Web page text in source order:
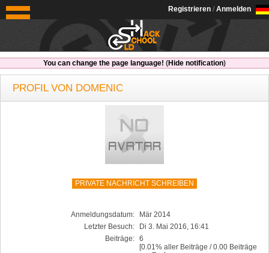
OldSchoolHack
Registrieren / Anmelden
You can change the page language! (Hide notification)
PROFIL VON DOMENIC
PRIVATE NACHRICHT SCHREIBEN
Anmeldungsdatum:
Mär 2014
Letzter Besuch:
Di 3. Mai 2016, 16:41
Beiträge: 6
[0.01% aller Beiträge / 0.00 Beiträge